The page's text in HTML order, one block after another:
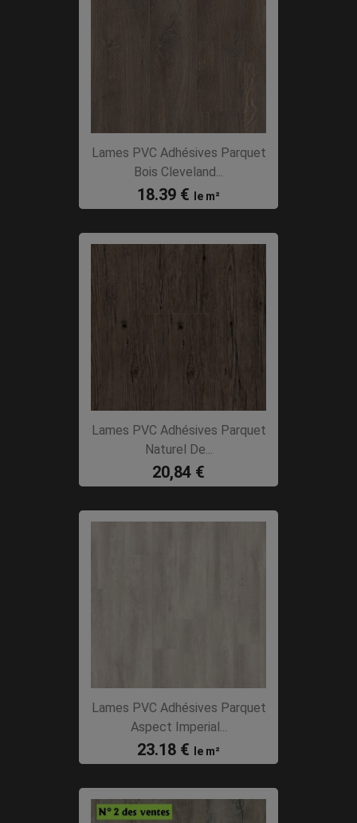
Lames PVC Adhésives Parquet
Bois Cleveland...
18.39 € le m²
Lames PVC Adhésives Parquet
Naturel De...
20,84 €
Lames PVC Adhésives Parquet
Aspect Imperial...
23.18 € le m²